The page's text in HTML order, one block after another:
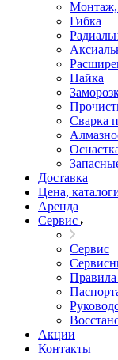
Монтаж,
Гибка
Пайка
Сварка
Доставка
Цена,
Аренда
Сервис
Сервис
Правила
Акции
Контакты